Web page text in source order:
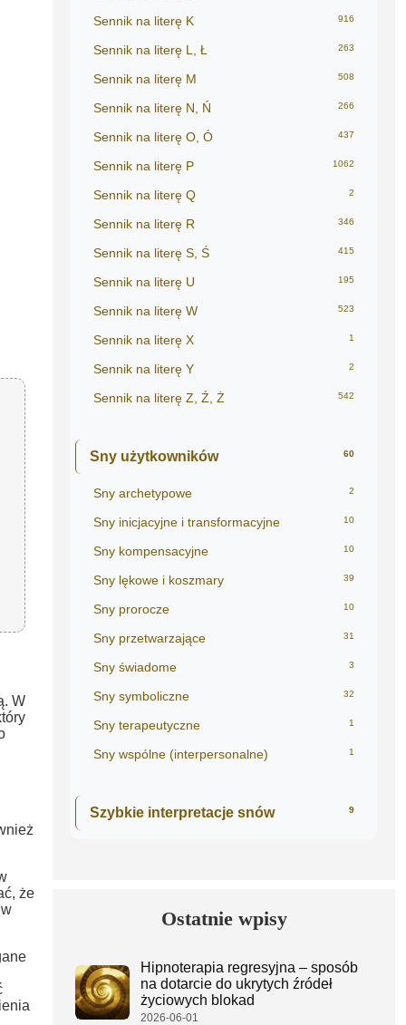
W
że
Sennik na literę K 916
Sennik na literę L, Ł 263
Sennik na literę M 508
Sennik na literę N, Ń 266
Sennik na literę O, Ó 437
Sennik na literę P 1062
Sennik na literę Q 2
Sennik na literę R 346
Sennik na literę S, Ś 415
Sennik na literę U 195
Sennik na literę W 523
Sennik na literę X 1
Sennik na literę Y 2
Sennik na literę Z, Ź, Ż 542
Sny użytkowników 60
Sny archetypowe 2
Sny inicjacyjne i transformacyjne 10
Sny kompensacyjne 10
Sny lękowe i koszmary 39
Sny prorocze 10
Sny przetwarzające 31
Sny świadome 3
Sny symboliczne 32
Sny terapeutyczne 1
Sny wspólne (interpersonalne) 1
Szybkie interpretacje snów 9
Ostatnie wpisy
Hipnoterapia regresyjna – sposób
na dotarcie do ukrytych źródeł
życiowych blokad
2026-06-01